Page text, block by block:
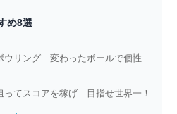
め8選
カジュアルに楽しめるボウリング 変わったボールで個性派プレイ
ってスコアを稼げ 目指せ世界一！